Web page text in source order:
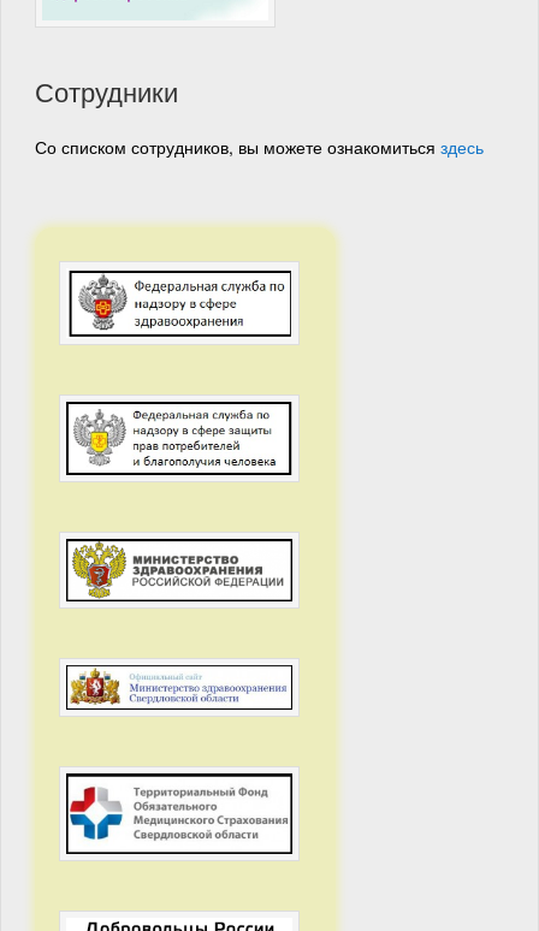
Сотрудники
Со списком сотрудников, вы можете ознакомиться здесь